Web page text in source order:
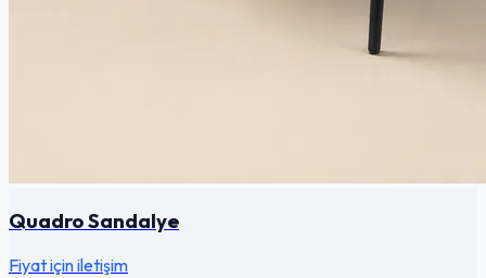
Quadro Sandalye
Fiyat için iletişim